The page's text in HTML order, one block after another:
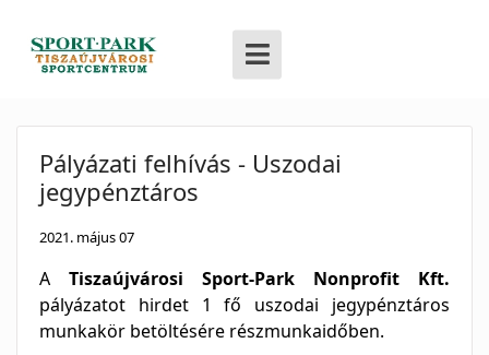
Pályázati felhívás - Uszodai
jegypénztáros
2021. május 07
A Tiszaújvárosi Sport-Park Nonprofit Kft.
pályázatot hirdet 1 fő uszodai jegypénztáros
munkakör betöltésére részmunkaidőben.